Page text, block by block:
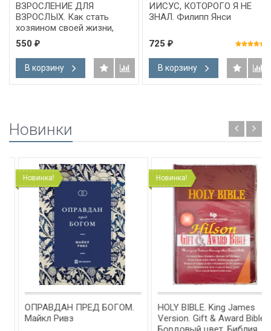
ВЗРОСЛЕНИЕ ДЛЯ
ВЗРОСЛЫХ. Как стать
хозяином своей жизни,
чтобы не испортить ее
окончательно. Джон
Таунсенд и Генри Клауд
550 ₽
В корзину
ИИСУС, КОТОРОГО Я НЕ
ЗНАЛ. Филипп Янси
725 ₽
В корзину
Новинки
Новинка!
ОПРАВДАН ПРЕД БОГОМ.
Майкл Ривз
Новинка!
HOLY BIBLE. King James
Version. Gift & Award Bible.